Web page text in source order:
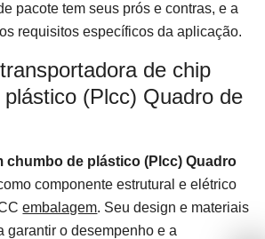
pacote tem seus prós e contras, e a
requisitos específicos da aplicação.
de chip
(Plcc) Quadro de
chumbo de plástico (Plcc) Quadro
componente estrutural e elétrico
embalagem. Seu design e materiais
garantir o desempenho e a